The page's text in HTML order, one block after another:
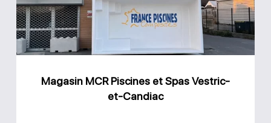
Spas
Vestric-
et-
Magasin MCR Piscines et Spas Vestric-
et-Candiac